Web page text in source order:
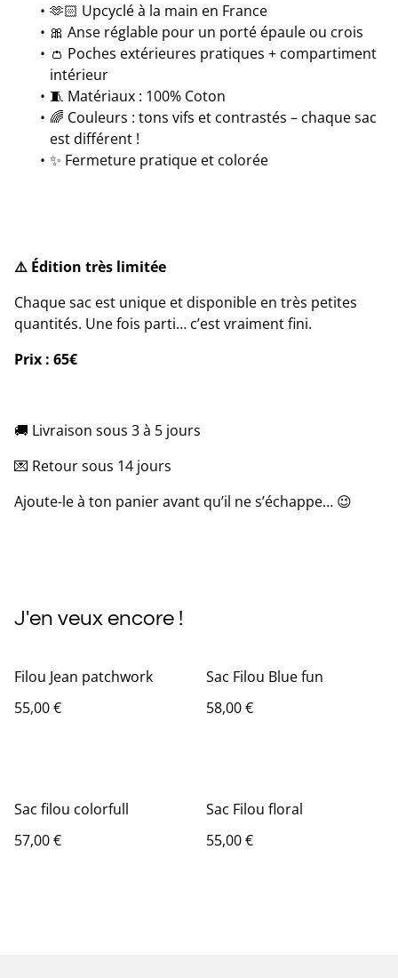
🫶🏻 Upcyclé à la main en France
🎀 Anse réglable pour un porté épaule ou crois
👛 Poches extérieures pratiques + compartiment
intérieur
🧵 Matériaux : 100% Coton
🌈 Couleurs : tons vifs et contrastés – chaque sac
est différent !
✨ Fermeture pratique et colorée
⚠️ Édition très limitée
Chaque sac est unique et disponible en très petites
quantités. Une fois parti… c’est vraiment fini.
Prix : 65€
🚚 Livraison sous 3 à 5 jours
💌 Retour sous 14 jours
Ajoute-le à ton panier avant qu’il ne s’échappe… 😉
J'en veux encore !
Filou Jean patchwork
55,00 €
Sac Filou Blue fun
58,00 €
Sac filou colorfull
57,00 €
Sac Filou floral
55,00 €